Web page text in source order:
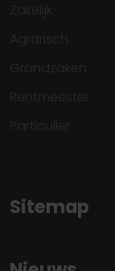
Zakelijk
Agrarisch
Grondzaken
Rentmeester
Particulier
Sitemap